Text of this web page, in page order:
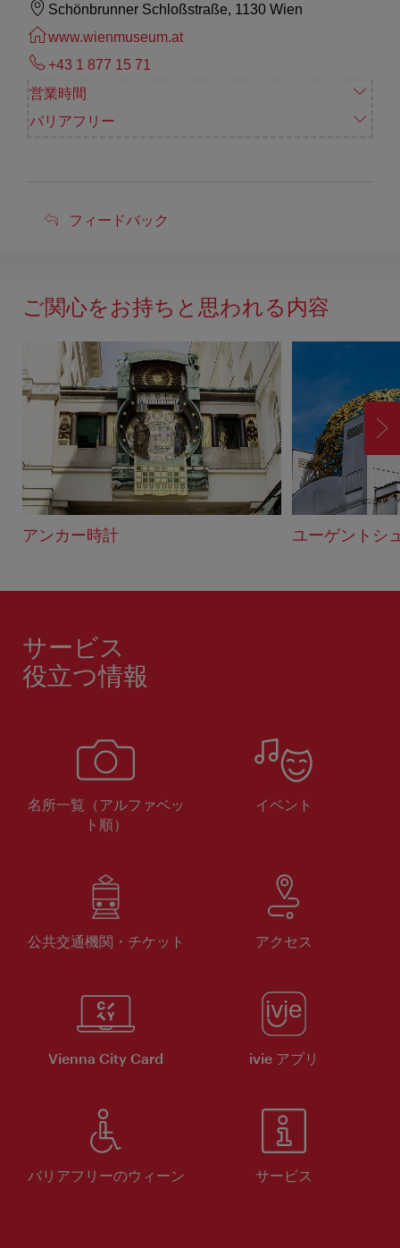
Schönbrunner Schloßstraße, 1130 Wien
www.wienmuseum.at
+43 1 877 15 71
営業時間
バリアフリー
フ
ド
ッ
ク
フィードバック
ご関心をお持ちと思われる内容
アンカー時計 ユーゲントシ
進
サービス
役立つ情報
名所一覧（アルファベッ
ト順）
イベント
公共交通機関・チケット アクセス
Vienna City Card ivie アプリ
バリアフリーのウィーン サービス